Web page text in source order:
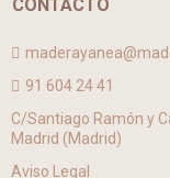
CONTACTO
91 604 24 41
C/Santiago Ramón y
Madrid (Madrid)
Aviso Legal